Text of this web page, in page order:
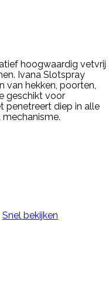
hoogwaardig vetvrij
Ivana Slotspray
van hekken, poorten,
geschikt voor
penetreert diep in alle
Snel bekijken